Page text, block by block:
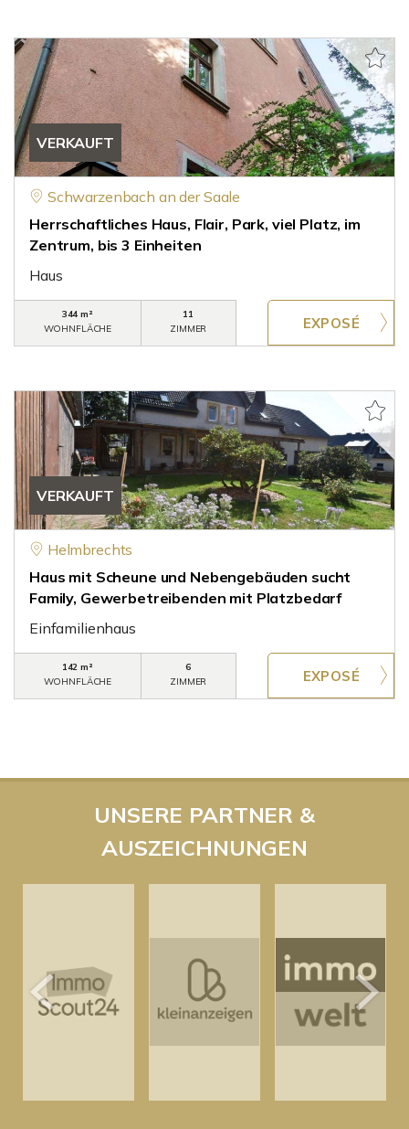
VERKAUFT
Schwarzenbach an der Saale
Herrschaftliches Haus, Flair, Park, viel Platz, im
Zentrum, bis 3 Einheiten
Haus
344 m²
WOHNFLÄCHE
11
ZIMMER
VERKAUFT
Helmbrechts
Haus mit Scheune und Nebengebäuden sucht
Family, Gewerbetreibenden mit Platzbedarf
Einfamilienhaus
142 m²
WOHNFLÄCHE
6
ZIMMER
UNSERE PARTNER &
AUSZEICHNUNGEN